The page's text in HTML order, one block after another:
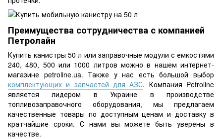
Преимущества сотрудничества с компанией
Петролайн
Купить канистры 50 л или заправочные модули с емкостями
240, 480, 500 или 1000 литров можно в нашем интернет-
магазине petroline.ua. Также у нас есть большой выбор
комплектующих и запчастей для АЗС. Компания Petroline
является лидером в Украине в производстве
топливозаправочного оборудования, мы предлагаем
качественные товары по доступным ценам и доставку в
кратчайшие сроки. С нами вы можете быть уверены в
качестве.